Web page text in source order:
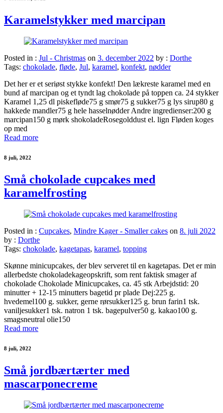
Karamelstykker med marcipan
Posted in : Jul - Christmas on 3. december 2022 by : Dorthe
Tags: chokolade, fløde, Jul, karamel, konfekt, nødder
Det her er et seriøst stykke konfekt! Den lækreste karamel med en
bund af marcipan og et tyndt lag chokolade på toppen ca. 24 stykker
Karamel 1,25 dl piskefløde75 g smør75 g sukker75 g lys sirup80 g
hakkede mandler75 g hele hasselnødder Andre ingredienser:200 g
marcipan150 g mørk shokoladeRosegolddust el. lign Fløden koges
op med
Read more
8 juli, 2022
Små chokolade cupcakes med
karamelfrosting
Posted in : Cupcakes, Mindre Kager - Smaller cakes on 8. juli 2022
by : Dorthe
Tags: chokolade, kagetapas, karamel, topping
Skønne minicupcakes, der blev serveret til en kagetapas. Det er min
allerbedste chokoladekageopskrift, som rent faktisk smager af
chokolade Chokolade Minicupcakes, ca. 45 stk Arbejdstid: 20
minutter + 12-15 minutters bagetid pr plade Dej:225 g.
hvedemel100 g. sukker, gerne rørsukker125 g. brun farin1 tsk.
vaniljesukker1 tsk. natron 1 tsk. bagepulver50 g. kakao100 g.
smagsneutral olie150
Read more
8 juli, 2022
Små jordbærtærter med
mascarponecreme